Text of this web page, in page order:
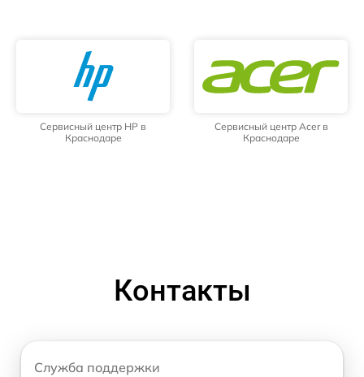
Сервисный центр HP в
Краснодаре
Сервисный центр Acer в
Краснодаре
Контакты
Служба поддержки